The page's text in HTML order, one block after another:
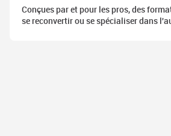
Conçues par et pour les pros, des
se reconvertir ou se spécialiser dans